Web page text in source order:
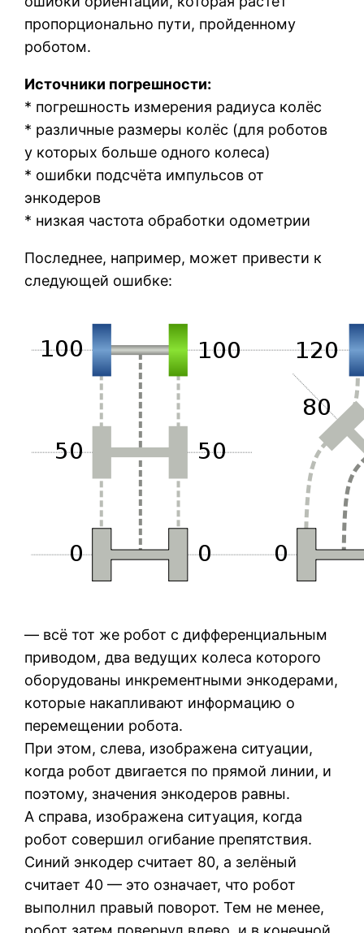
пропорционально пути, пройденному
роботом.
Источники погрешности:
* погрешность измерения радиуса колёс
* различные размеры колёс (для роботов
у которых больше одного колеса)
* ошибки подсчёта импульсов от
энкодеров
* низкая частота обработки одометрии
Последнее, например, может привести к
следующей ошибке:
— всё тот же робот с дифференциальным
приводом, два ведущих колеса которого
оборудованы инкрементными энкодерами,
которые накапливают информацию о
перемещении робота.
При этом, слева, изображена ситуации,
когда робот двигается по прямой линии, и
поэтому, значения энкодеров равны.
А справа, изображена ситуация, когда
робот совершил огибание препятствия.
Синий энкодер считает 80, а зелёный
считает 40 — это означает, что робот
выполнил правый поворот. Тем не менее,